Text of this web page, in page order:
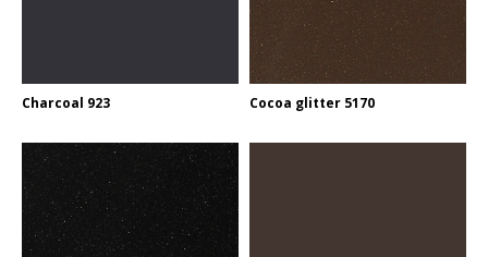
Charcoal 923 Cocoa glitter 5170